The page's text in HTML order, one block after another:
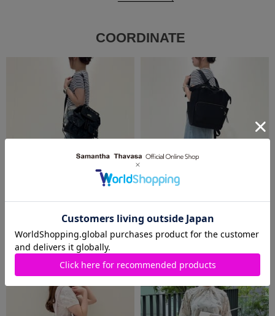
COORDINATE
2026.08.09
Samantha Thavasa
2026.08.08
Samantha Thavasa